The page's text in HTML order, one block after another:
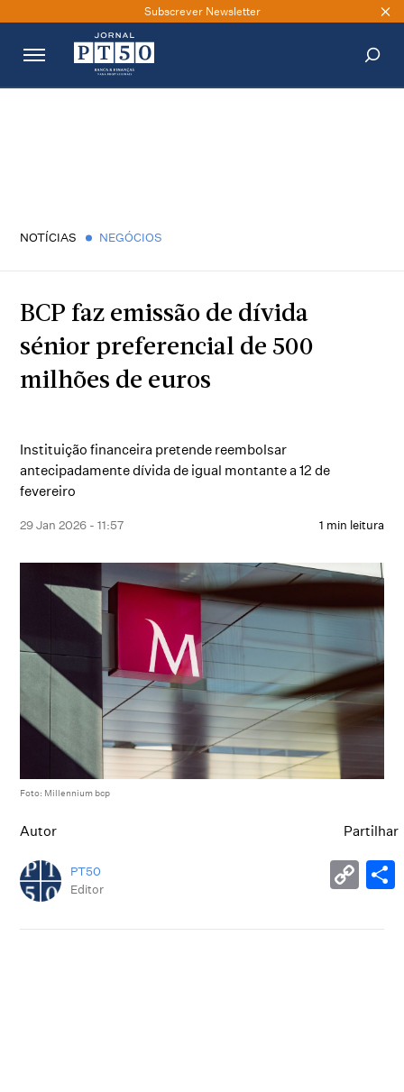
Subscrever Newsletter
NOTÍCIAS NEGÓCIOS
BCP faz emissão de dívida
sénior preferencial de 500
milhões de euros
Instituição financeira pretende reembolsar
antecipadamente dívida de igual montante a 12 de
fevereiro
29 Jan 2026 - 11:57 1 min leitura
Foto: Millennium bcp
Autor
PT50
Editor
Partilhar